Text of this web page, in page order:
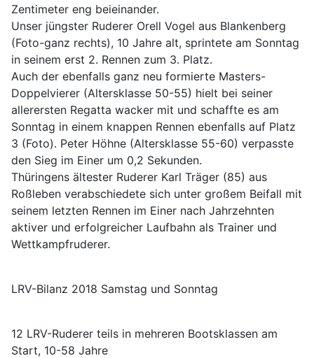
Zentimeter eng beieinander.
Unser jüngster Ruderer Orell Vogel aus Blankenberg
(Foto-ganz rechts), 10 Jahre alt, sprintete am Sonntag
in seinem erst 2. Rennen zum 3. Platz.
Auch der ebenfalls ganz neu formierte Masters-
Doppelvierer (Altersklasse 50-55) hielt bei seiner
allerersten Regatta wacker mit und schaffte es am
Sonntag in einem knappen Rennen ebenfalls auf Platz
3 (Foto). Peter Höhne (Altersklasse 55-60) verpasste
den Sieg im Einer um 0,2 Sekunden.
Thüringens ältester Ruderer Karl Träger (85) aus
Roßleben verabschiedete sich unter großem Beifall mit
seinem letzten Rennen im Einer nach Jahrzehnten
aktiver und erfolgreicher Laufbahn als Trainer und
Wettkampfruderer.
LRV-Bilanz 2018 Samstag und Sonntag
12 LRV-Ruderer teils in mehreren Bootsklassen am
Start, 10-58 Jahre